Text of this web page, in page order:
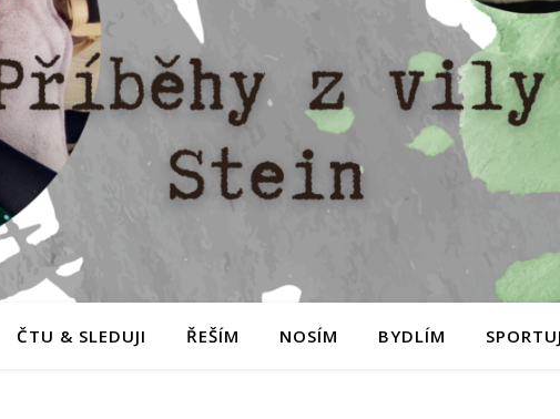
ČTU & SLEDUJI ŘEŠÍM NOSÍM BYDLÍM